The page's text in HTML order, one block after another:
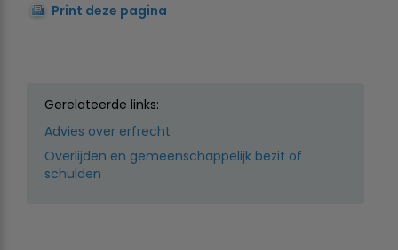
Print deze pagina
Gerelateerde links:
Advies over erfrecht
Overlijden en gemeenschappelijk bezit of
schulden